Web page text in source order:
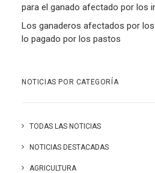
para el ganado afectado por los
Los ganaderos afectados por
lo pagado por los pastos
NOTICIAS POR CATEGORÍA
TODAS LAS NOTICIAS
NOTICIAS DESTACADAS
AGRICULTURA